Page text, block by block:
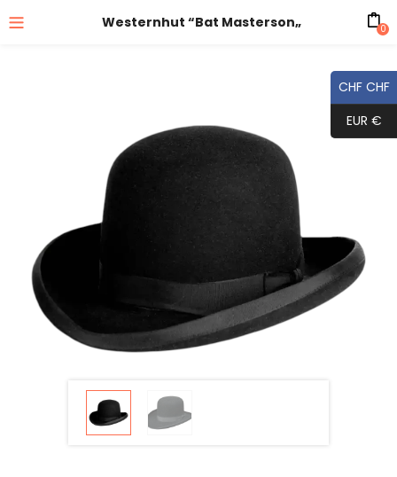
Westernhut “Bat Masterson„ 0
CHF CHF
EUR €